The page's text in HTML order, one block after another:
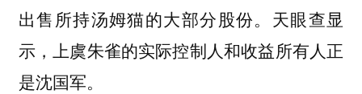
出售所持汤姆猫的大部分股份。天眼查显
示，上虞朱雀的实际控制人和收益所有人正
是沈国军。